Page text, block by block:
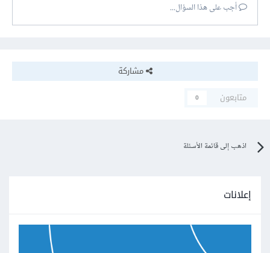
أجب على هذا السؤال...
مشاركة
متابعون
0
اذهب إلى قائمة الأسئلة
إعلانات